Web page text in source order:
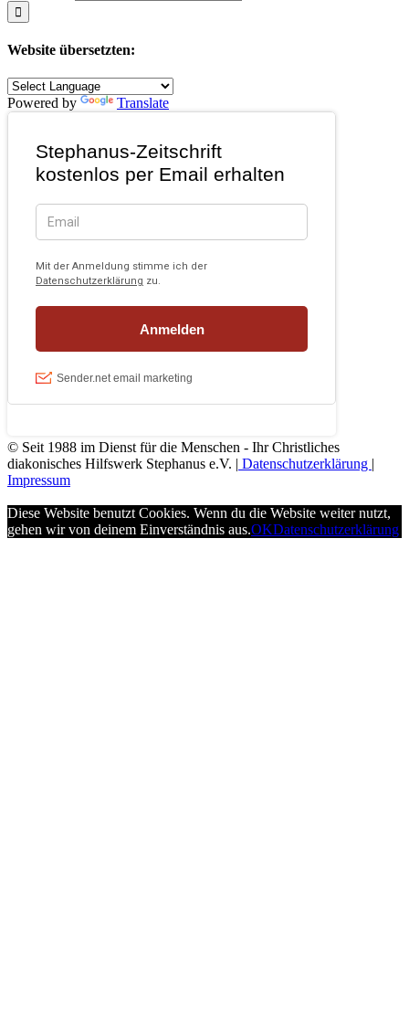
Website übersetzten:
Powered by Translate
© Seit 1988 im Dienst für die Menschen - Ihr Christliches
diakonisches Hilfswerk Stephanus e.V. | Datenschutzerklärung |
Impressum
Diese Website benutzt Cookies. Wenn du die Website weiter nutzt,
gehen wir von deinem Einverständnis aus.OKDatenschutzerklärung